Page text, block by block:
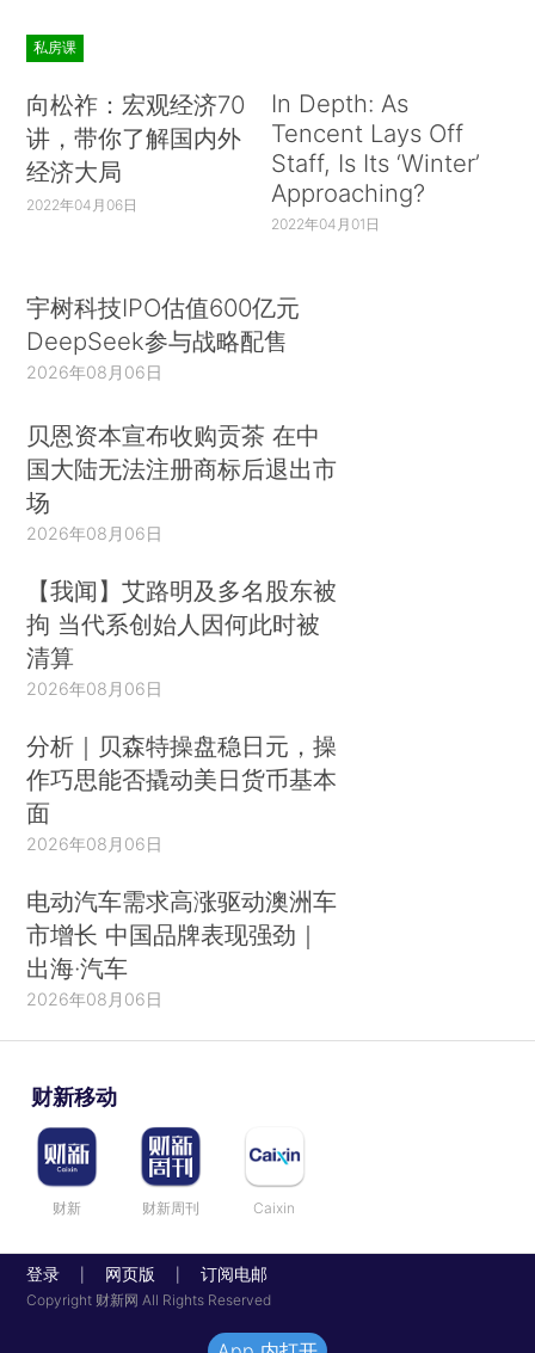
私房课
向松祚：宏观经济70
讲，带你了解国内外
经济大局
2022年04月06日
In Depth: As
Tencent Lays Off
Staff, Is Its ‘Winter’
Approaching?
2022年04月01日
宇树科技IPO估值600亿元
DeepSeek参与战略配售
2026年08月06日
贝恩资本宣布收购贡茶 在中
国大陆无法注册商标后退出市
场
2026年08月06日
【我闻】艾路明及多名股东被
拘 当代系创始人因何此时被
清算
2026年08月06日
分析｜贝森特操盘稳日元，操
作巧思能否撬动美日货币基本
面
2026年08月06日
电动汽车需求高涨驱动澳洲车
市增长 中国品牌表现强劲｜
出海·汽车
2026年08月06日
财新移动
财新 财新周刊 Caixin
登录 网页版 订阅电邮
Copyright 财新网 All Rights Reserved